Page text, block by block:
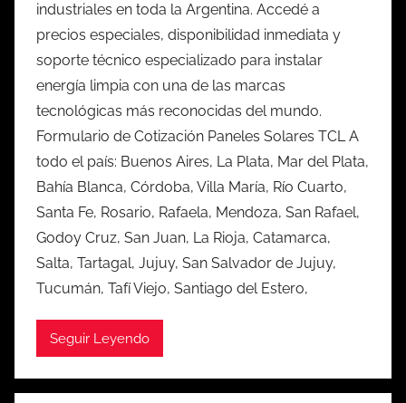
industriales en toda la Argentina. Accedé a
precios especiales, disponibilidad inmediata y
soporte técnico especializado para instalar
energía limpia con una de las marcas
tecnológicas más reconocidas del mundo.
Formulario de Cotización Paneles Solares TCL A
todo el país: Buenos Aires, La Plata, Mar del Plata,
Bahía Blanca, Córdoba, Villa María, Río Cuarto,
Santa Fe, Rosario, Rafaela, Mendoza, San Rafael,
Godoy Cruz, San Juan, La Rioja, Catamarca,
Salta, Tartagal, Jujuy, San Salvador de Jujuy,
Tucumán, Tafí Viejo, Santiago del Estero,
Seguir Leyendo